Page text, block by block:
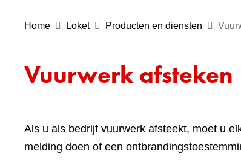
Home Loket Producten en diensten
Vuurwerk afsteken
Als u als bedrijf vuurwerk afsteekt, moet u
melding doen of een